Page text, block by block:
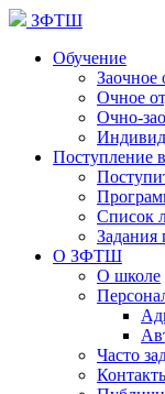
ЗФТШ
Обучение
Заочное
Очное
Очно-
Список
Задания
О ЗФТШ
О школе
Часто